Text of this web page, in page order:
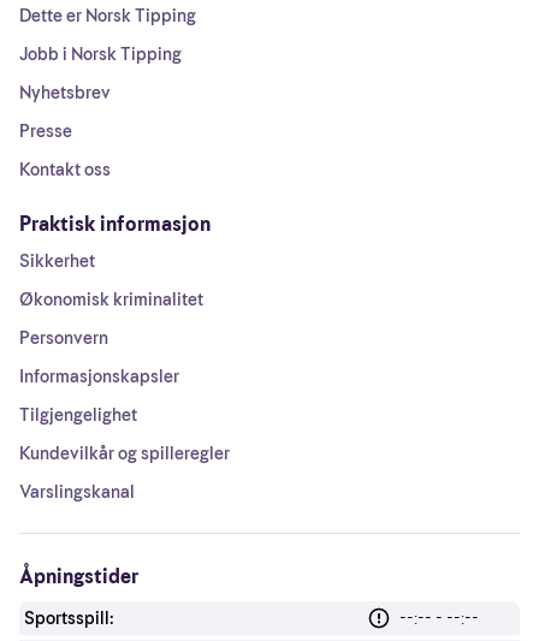
Dette er Norsk Tipping
Jobb i Norsk Tipping
Nyhetsbrev
Presse
Kontakt oss
Praktisk informasjon
Sikkerhet
Økonomisk kriminalitet
Personvern
Informasjonskapsler
Tilgjengelighet
Kundevilkår og spilleregler
Varslingskanal
Åpningstider
Sportsspill: --:-- - --:--